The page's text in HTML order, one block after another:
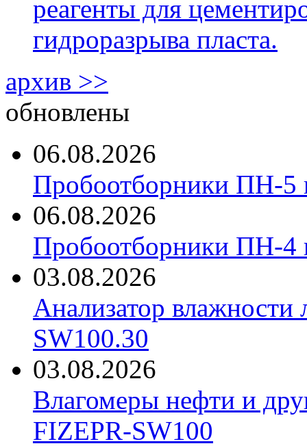
реагенты для
гидроразрыва пласта.
архив >>
обновлены
06.08.2026
Пробоотборники ПН-
06.08.2026
Пробоотборники ПН-
03.08.2026
Анализатор
SW100.30
03.08.2026
Влагомеры нефти и
FIZEPR-SW100